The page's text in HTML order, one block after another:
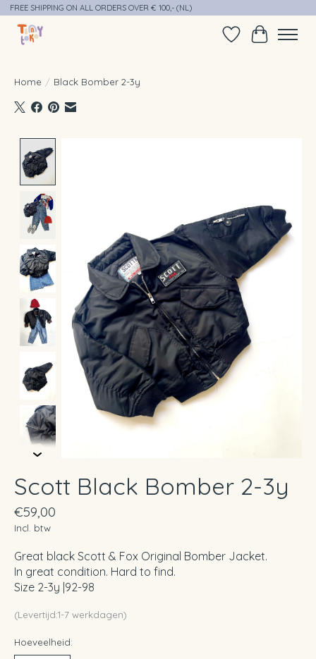
FREE SHIPPING ON ALL ORDERS OVER € 100,- (NL)
Verlanglijst
Home / Black Bomber 2-3y
Scott Black Bomber 2-3y
€59,00
Incl. btw
Great black Scott & Fox Original Bomber Jacket.
In great condition. Hard to find.
Size 2-3y |92-98
(Levertijd:1-7 werkdagen)
Hoeveelheid: